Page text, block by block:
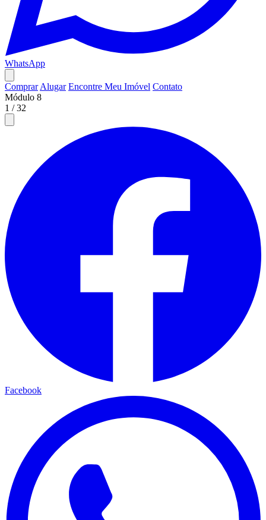
WhatsApp
Comprar Alugar Encontre Meu Imóvel Contato
Módulo 8
1 /32
Facebook